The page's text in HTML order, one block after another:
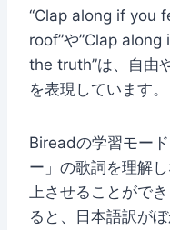
“Clap along if you
roof”や”Clap
the truth”は、自由
を表現しています。
Bireadの学習モー
ー」の歌詞を理解
上させることがで
ると、日本語訳が